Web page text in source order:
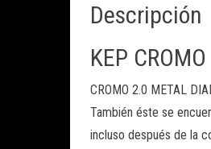
Descripción
KEP
CROMO 2.0 METAL
También éste se
incluso después de la